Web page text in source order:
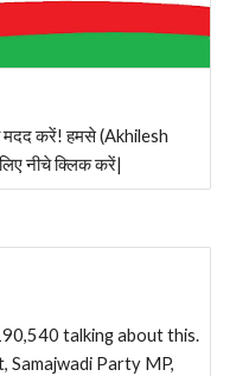
मदद करें! हमसे (Akhilesh
नीचे क्लिक करें|
talking about this.
Samajwadi Party MP,